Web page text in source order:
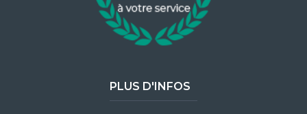
PLUS D'INFOS